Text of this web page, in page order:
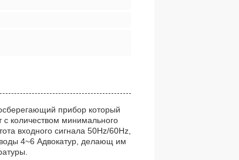
прибор который
с количеством минимального
входного сигнала 50Hz/60Hz,
4~6 Адвокатур, делающ им